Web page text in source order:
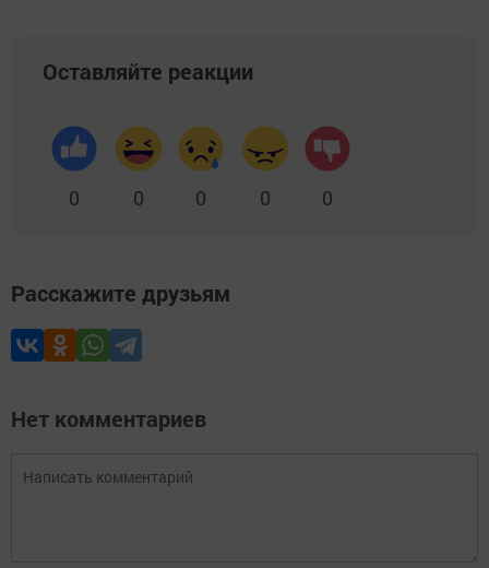
Оставляйте реакции
0 0 0 0 0
Расскажите друзьям
Нет комментариев